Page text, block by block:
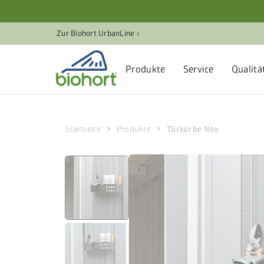
Zur Biohort UrbanLine ›
Produkte Service
Startseite chevron_right Produkte chevron_right Türkörbe Neo